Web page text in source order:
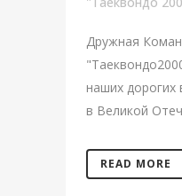
Дружная
наших дорогих
в Великой
READ MORE